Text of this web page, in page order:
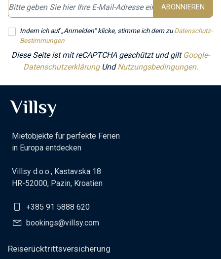
ABONNIEREN
Indem ich auf „Anmelden“ klicke, stimme ich dem zuDatenschutz-
Bestimmungen
Diese Seite ist mit reCAPTCHA geschützt und gilt Google-
Datenschutzerklärung UndNutzungsbedingungen.
Mietobjekte für perfekte Ferien
in Europa entdecken
Villsy d.o.o., Kastavska 18
HR-52000, Pazin, Kroatien
+385 91 5888 620
bookings@villsy.com
Reiserücktrittsversicherung